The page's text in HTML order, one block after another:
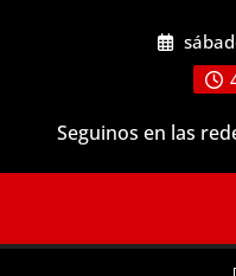
Seguinos en las